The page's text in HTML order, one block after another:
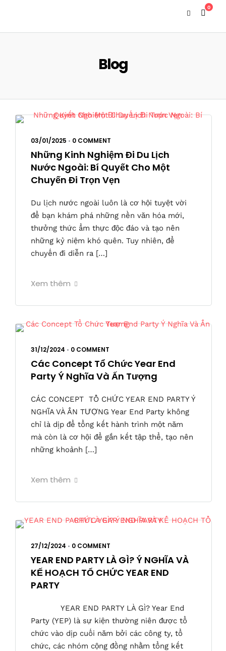
0
Blog
03/01/2025 • 0 COMMENT
Những Kinh Nghiệm Đi Du Lịch
Nước Ngoài: Bí Quyết Cho Một
Chuyến Đi Trọn Vẹn
Du lịch nước ngoài luôn là cơ hội tuyệt vời
để bạn khám phá những nền văn hóa mới,
thưởng thức ẩm thực độc đáo và tạo nên
những kỷ niệm khó quên. Tuy nhiên, để
chuyến đi diễn ra […]
Xem thêm
31/12/2024 • 0 COMMENT
Các Concept Tổ Chức Year End
Party Ý Nghĩa Và Ấn Tượng
CÁC CONCEPT TỔ CHỨC YEAR END PARTY Ý
NGHĨA VÀ ẤN TƯỢNG Year End Party không
chỉ là dịp để tổng kết hành trình một năm
mà còn là cơ hội để gắn kết tập thể, tạo nên
những khoảnh […]
Xem thêm
27/12/2024 • 0 COMMENT
YEAR END PARTY LÀ GÌ? Ý NGHĨA VÀ
KẾ HOẠCH TỔ CHỨC YEAR END
PARTY
YEAR END PARTY LÀ GÌ? Year End
Party (YEP) là sự kiện thường niên được tổ
chức vào dịp cuối năm bởi các công ty, tổ
chức, các nhóm cộng đồng nhằm tổng kết